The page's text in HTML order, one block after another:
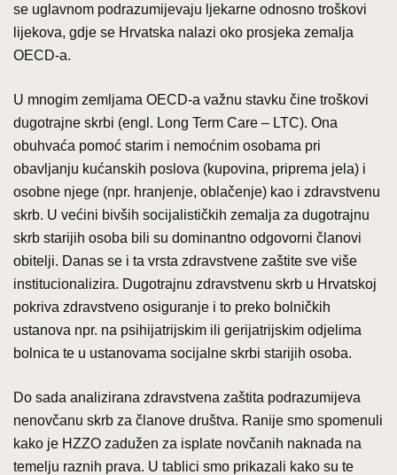
se uglavnom podrazumijevaju ljekarne odnosno troškovi
lijekova, gdje se Hrvatska nalazi oko prosjeka zemalja
OECD-a.
U mnogim zemljama OECD-a važnu stavku čine troškovi
dugotrajne skrbi (engl. Long Term Care – LTC). Ona
obuhvaća pomoć starim i nemoćnim osobama pri
obavljanju kućanskih poslova (kupovina, priprema jela) i
osobne njege (npr. hranjenje, oblačenje) kao i zdravstvenu
skrb. U većini bivših socijalističkih zemalja za dugotrajnu
skrb starijih osoba bili su dominantno odgovorni članovi
obitelji. Danas se i ta vrsta zdravstvene zaštite sve više
institucionalizira. Dugotrajnu zdravstvenu skrb u Hrvatskoj
pokriva zdravstveno osiguranje i to preko bolničkih
ustanova npr. na psihijatrijskim ili gerijatrijskim odjelima
bolnica te u ustanovama socijalne skrbi starijih osoba.
Do sada analizirana zdravstvena zaštita podrazumijeva
nenovčanu skrb za članove društva. Ranije smo spomenuli
kako je HZZO zadužen za isplate novčanih naknada na
temelju raznih prava. U tablici smo prikazali kako su te